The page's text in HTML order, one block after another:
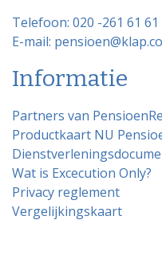
Telefoon: 020 -261 61 61
E-mail:
Informatie
Partners van
Productkaart NU
Wat is Excecution Only?
Privacy reglement
Vergelijkingskaart